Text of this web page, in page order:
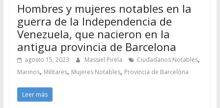
Hombres y mujeres notables en la
guerra de la Independencia de
Venezuela, que nacieron en la
antigua provincia de Barcelona
agosto 15, 2023 Massiel Pirela Ciudadanos Notables,
Marinos, Militares, Mujeres Notables, Provincia de Barcelona
Leer más